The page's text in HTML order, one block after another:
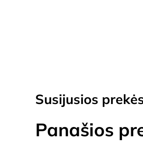
Susijusios
Panašios